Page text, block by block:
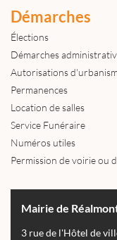
Démarches
Élections
Démarches
Autorisations
Permanences
Location de salles
Service Funéraire
Numéros utiles
Permission de voirie ou
Mairie de
3 rue de l'Hôtel de